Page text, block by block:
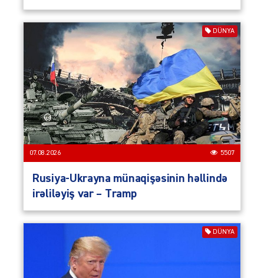
DÜNYA
07.08.2026 5507
Rusiya-Ukrayna münaqişəsinin həllində
irəliləyiş var – Tramp
DÜNYA